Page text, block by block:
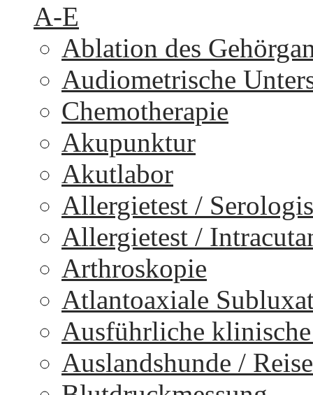
A-E
Ablation des
Audiometrische
Chemotherapie
Akupunktur
Akutlabor
Allergietest /
Allergietest /
Arthroskopie
Atlantoaxiale
Ausführliche
Auslandshunde /